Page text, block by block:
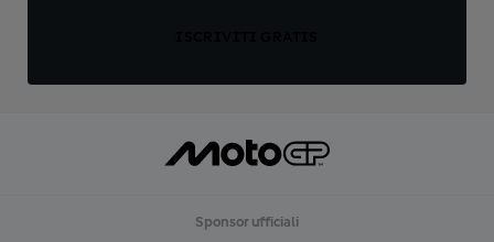
Sponsor ufficiali